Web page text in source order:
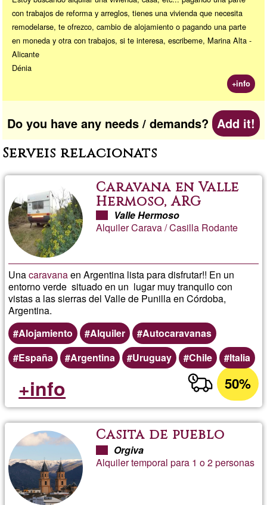
con trabajos de reforma y arreglos, tienes una vivienda que necesita
remodelarse, te ofrezco, cambio de alojamiento o pagando una parte
en moneda y otra con trabajos, si te interesa, escribeme, Marina Alta -
Alicante
Dénia
+info
Do you have any needs / demands? Add it!
Serveis relacionats
Caravana en Valle
Hermoso, ARG
Valle Hermoso
Alquiler Carava / Casilla Rodante
Unacaravanaen Argentina lista para disfrutar!! En un
entorno verde situado en un lugar muy tranquilo con
vistas a las sierras del Valle de Punilla en Córdoba,
Argentina.
Alojamiento
Alquiler
Autocaravanas
España
Argentina Uruguay Chile Italia
50%
+info
Casita de pueblo
Orgiva
Alquiler temporal para 1 o 2 personas